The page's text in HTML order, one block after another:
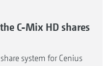
C-Mix HD shares
system for Cenius